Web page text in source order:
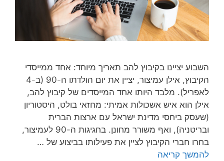
השבוע יציינו בקיבוץ להב תאריך מיוחד: אחד ממייסדי
הקיבוץ, אילן עמיצור, יציין את יום הולדתו ה-90 (ב-4
לאפריל). מלבד היותו אחד המייסדים של קיבוץ להב,
אילן הוא איש אשכולות אמיתי: מחזאי בולט, היסטוריון
(שעסק ביחסי מדינת ישראל עם ארצות הברית
ובריטניה), ואף משורר מחונן. בחגיגות ה-90 לעמיצור,
בחרו חברי הקיבוץ לציין את פעילותו בביצוע של …
להמשך קריאה